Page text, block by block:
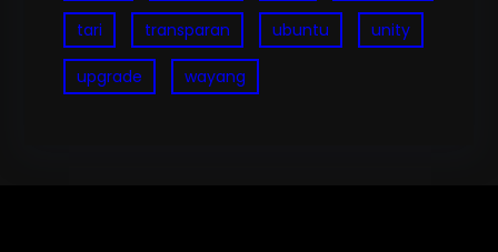
tari transparan ubuntu unity
upgrade wayang